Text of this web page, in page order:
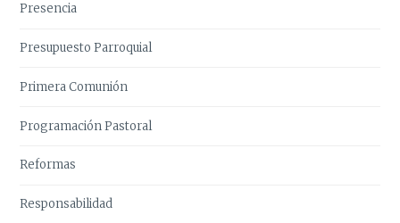
Presencia
Presupuesto Parroquial
Primera Comunión
Programación Pastoral
Reformas
Responsabilidad